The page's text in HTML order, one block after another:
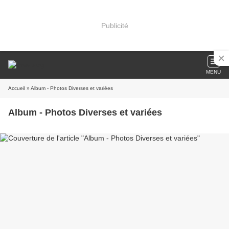
Publicité
MENU
Accueil » Album - Photos Diverses et variées
Album - Photos Diverses et variées